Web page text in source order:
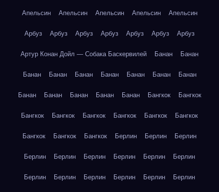
Апельсин Апельсин Апельсин Апельсин Апельсин
Арбуз Арбуз Арбуз Арбуз Арбуз Арбуз Арбуз
Артур Конан Дойл — Собака Баскервилей Банан Банан
Банан Банан Банан Банан Банан Банан Банан
Банан Банан Банан Банан Банан Бангкок Бангкок
Бангкок Бангкок Бангкок Бангкок Бангкок Бангкок
Бангкок Бангкок Бангкок Берлин Берлин Берлин
Берлин Берлин Берлин Берлин Берлин Берлин
Берлин Берлин Берлин Берлин Берлин Берлин